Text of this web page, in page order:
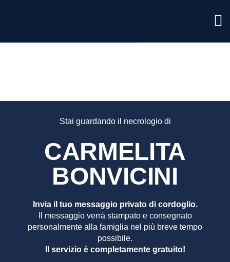
Stai guardando il necrologio di
CARMELITA
BONVICINI
Invia il tuo messaggio privato di cordoglio.
Il messaggio verrà stampato e consegnato
personalmente alla famiglia nel più breve tempo
possibile.
Il servizio è completamente gratuito!